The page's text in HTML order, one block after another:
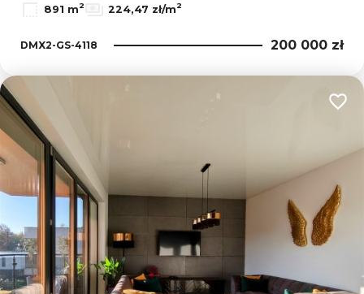
891 m2 224,47 zł/m2
DMX2-GS-4118 200 000 zł